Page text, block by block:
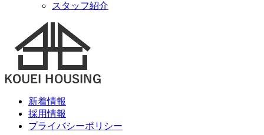
スタッフ紹介
新着情報
採用情報
プライバシーポリシー